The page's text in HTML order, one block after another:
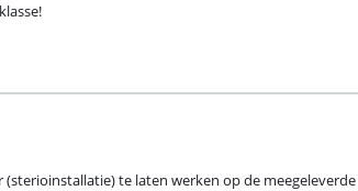
te laten werken op de